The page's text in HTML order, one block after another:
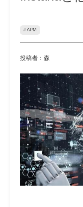
# APM
投稿者：森